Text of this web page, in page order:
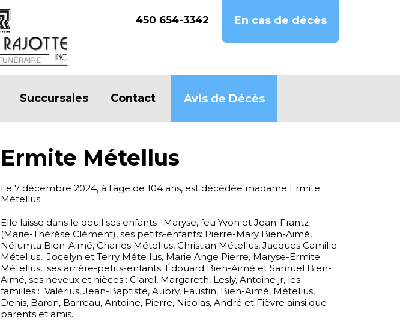
450 654-3342 En cas de décès
Succursales Contact Avis de Décès
Ermite Métellus
Le 7 décembre 2024, à l'âge de 104 ans, est décédée madame Ermite
Métellus
Elle laisse dans le deuil ses enfants : Maryse, feu Yvon et Jean-Frantz
(Marie-Thérèse Clément), ses petits-enfants: Pierre-Mary Bien-Aimé,
Nélumta Bien-Aimé, Charles Métellus, Christian Métellus, Jacques Camille
Métellus, Jocelyn et Terry Métellus, Marie Ange Pierre, Maryse-Ermite
Métellus, ses arrière-petits-enfants: Édouard Bien-Aimé et Samuel Bien-
Aimé, ses neveux et nièces : Clarel, Margareth, Lesly, Antoine jr, les
familles : Valérius, Jean-Baptiste, Aubry, Faustin, Bien-Aimé, Métellus,
Denis, Baron, Barreau, Antoine, Pierre, Nicolas, André et Fièvre ainsi que
parents et amis.